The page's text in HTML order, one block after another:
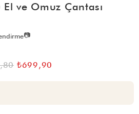
ve Omuz Çantası
📷
₺699,90